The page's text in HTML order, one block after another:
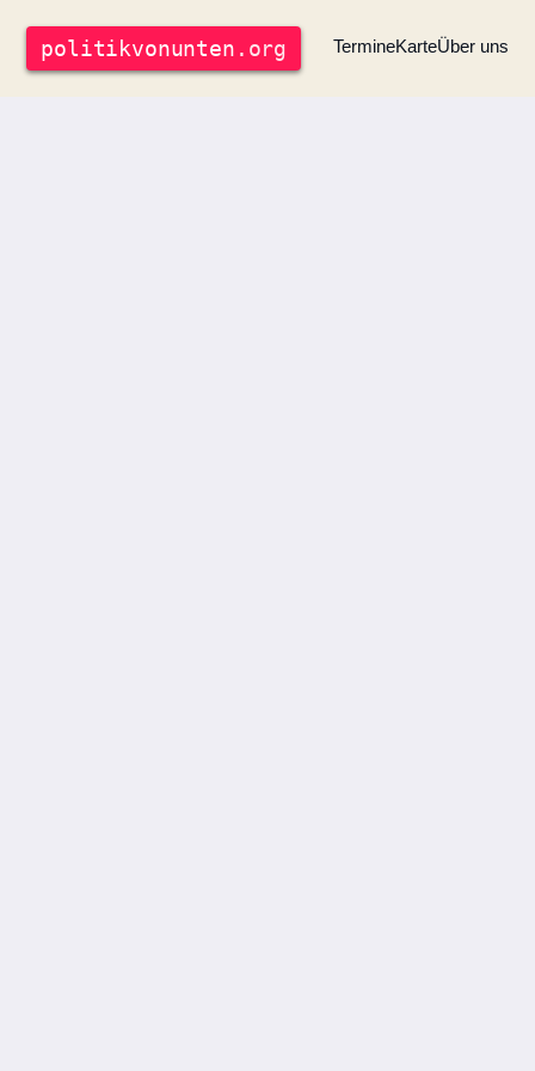
politikvonunten .org TermineKarteÜber uns